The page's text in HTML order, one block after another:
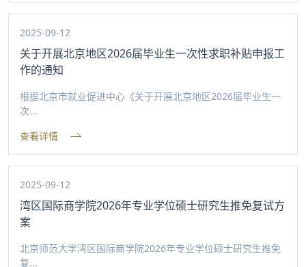
2025-09-12
关于开展北京地区2026届毕业生一次性求职补贴申报工
作的通知
根据北京市就业促进中心《关于开展北京地区2026届毕业生一
次...
查看详情
2025-09-12
湾区国际商学院2026年专业学位硕士研究生推免复试方
案
北京师范大学湾区国际商学院2026年专业学位硕士研究生推免
复...